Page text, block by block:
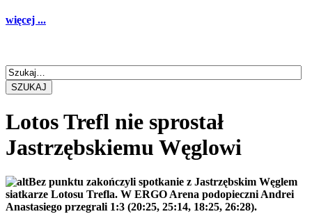
więcej ...
SZUKAJ
Lotos Trefl nie sprostał
Jastrzębskiemu Węglowi
Bez punktu zakończyli spotkanie z Jastrzębskim Węglem
siatkarze Lotosu Trefla. W ERGO Arena podopieczni Andrei
Anastasiego przegrali 1:3 (20:25, 25:14, 18:25, 26:28).